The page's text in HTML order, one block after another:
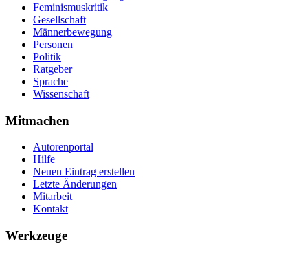
Feminismuskritik
Gesellschaft
Männerbewegung
Personen
Politik
Ratgeber
Sprache
Wissenschaft
Mitmachen
Autorenportal
Hilfe
Neuen Eintrag erstellen
Letzte Änderungen
Mitarbeit
Kontakt
Werkzeuge